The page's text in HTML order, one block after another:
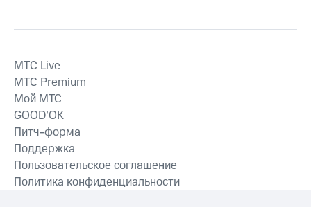
MTС Live
MTС Premium
Мой МТС
GOOD’OK
Питч-форма
Поддержка
Пользовательское соглашение
Политика конфиденциальности